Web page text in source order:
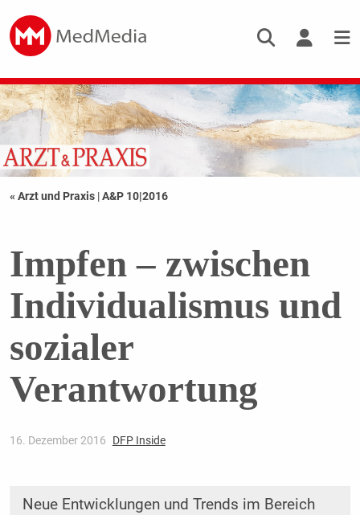
« Arzt und Praxis |A&P 10|2016
Impfen – zwischen
Individualismus und
sozialer
Verantwortung
16. Dezember 2016 DFP Inside
Neue Entwicklungen und Trends im Bereich